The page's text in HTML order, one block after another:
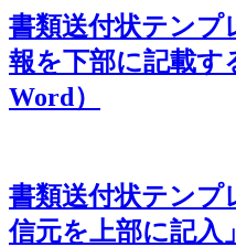
書類送付状テンプ
報を下部に記載す
Word）
書類送付状テンプ
信元を上部に記入